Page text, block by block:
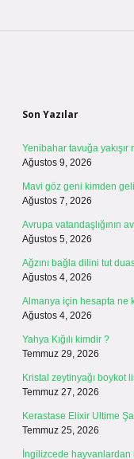
Son Yazılar
Yenibahar tavuğa yakışır
Ağustos 9, 2026
Mavi göz geni kimden
Ağustos 7, 2026
Avrupa vatandaşlığının
Ağustos 5, 2026
Ağzını bağla dilini tut
Ağustos 4, 2026
Almanya için hesapta ne
Ağustos 4, 2026
Yahya Kığılı kimdir ?
Temmuz 29, 2026
Kristal zeytinyağı boykot
Temmuz 27, 2026
Kerastase Elixir Ultime
Temmuz 25, 2026
İngilizcede